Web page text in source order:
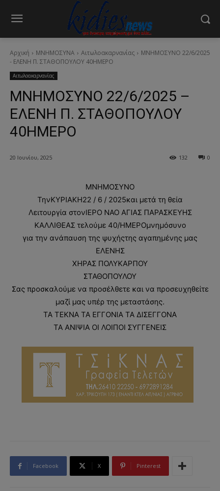
Αρχική ΜΝΗΜΟΣΥΝΑ Αιτωλοακαρνανίας
ΜΝΗΜΟΣΥΝΟ 22/6/2025
- ΕΛΕΝΗ Π. ΣΤΑΘΟΠΟΥΛΟΥ 40ΗΜΕΡΟ
Αιτωλοακαρνανίας
ΜΝΗΜΟΣΥΝΟ 22/6/2025 –
ΕΛΕΝΗ Π. ΣΤΑΘΟΠΟΥΛΟΥ
40ΗΜΕΡΟ
20 Ιουνίου, 2025 0
132
ΜΝΗΜΟΣΥΝΟ
ΤηνΚΥΡΙΑΚΗ22 / 6 / 2025και μετά τη θεία
Λειτουργία στονΙΕΡΟ ΝΑΟ AΓΙΑΣ ΠΑΡΑΣΚΕΥΗΣ
ΚΑΛΛΙΘΕΑΣ τελούμε 40/ΗΜΕΡΟμνημόσυνο
για την ανάπαυση της ψυχήςτης αγαπημένης μας
ΕΛΕΝΗΣ
ΧΗΡΑΣ ΠΟΛΥΚΑΡΠΟΥ
ΣΤΑΘΟΠΟΥΛΟΥ
Σας προσκαλούμε να προσέλθετε και να προσευχηθείτε
μαζί μας υπέρ της μεταστάσης.
ΤΑ ΤΕΚΝΑ ΤΑ ΕΓΓΟΝΙΑ ΤΑ ΔΙΣΕΓΓΟΝΑ
ΤΑ ΑΝΙΨΙΑ ΟΙ ΛΟΙΠΟΙ ΣΥΓΓΕΝΕΙΣ
Facebook X Pinterest